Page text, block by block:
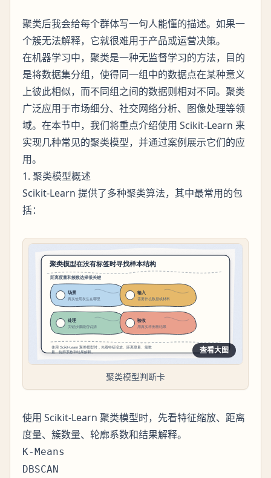
聚类后我会给每个群体写一句人能懂的描述。如果一
个簇无法解释，它就很难用于产品或运营决策。
在机器学习中，聚类是一种无监督学习的方法，目的
是将数据集分组，使得同一组中的数据点在某种意义
上彼此相似，而不同组之间的数据则相对不同。聚类
广泛应用于市场细分、社交网络分析、图像处理等领
域。在本节中，我们将重点介绍使用 Scikit-Learn 来
实现几种常见的聚类模型，并通过案例展示它们的应
用。
1. 聚类模型概述
Scikit-Learn 提供了多种聚类算法，其中最常用的包
括：
查看大图
聚类模型判断卡
使用 Scikit-Learn 聚类模型时，先看特征缩放、距离
度量、簇数量、轮廓系数和结果解释。
K-Means
DBSCAN